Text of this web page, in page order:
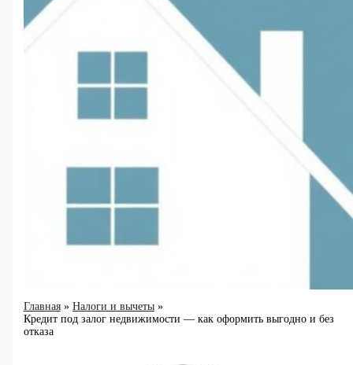
Главная
Налоги и вычеты
Кредит под залог недвижимости — как оформить выгодно и без
отказа